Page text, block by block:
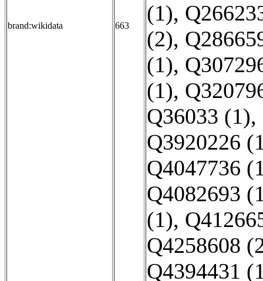
brand:wikidata 663
(1),
(2),
(1),
(1),
Q36033 (1),
Q3920226
Q4047736
Q4082693
(1),
Q4258608
Q4394431